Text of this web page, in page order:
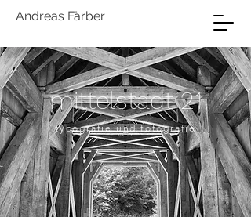
Andreas Färber
mittelstadt 21
typografieundfotografie